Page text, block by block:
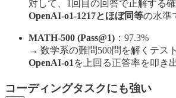
対して、1回目の回答で正解する
OpenAI-o1-1217とほぼ同等の水準
MATH-500 (Pass@1) ：97.3%
→ 数学系の難問500問を解くテス
OpenAI-o1 を上回る正答率を叩き
コーディングタスクにも強い